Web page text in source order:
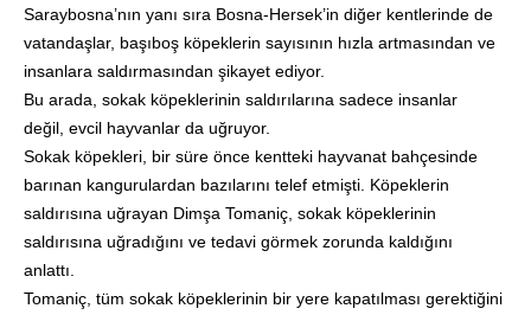
Saraybosna’nın yanı sıra Bosna-Hersek’in diğer kentlerinde de
vatandaşlar, başıboş köpeklerin sayısının hızla artmasından ve
insanlara saldırmasından şikayet ediyor.
Bu arada, sokak köpeklerinin saldırılarına sadece insanlar
değil, evcil hayvanlar da uğruyor.
Sokak köpekleri, bir süre önce kentteki hayvanat bahçesinde
barınan kangurulardan bazılarını telef etmişti. Köpeklerin
saldırısına uğrayan Dimşa Tomaniç, sokak köpeklerinin
saldırısına uğradığını ve tedavi görmek zorunda kaldığını
anlattı.
Tomaniç, tüm sokak köpeklerinin bir yere kapatılması gerektiğini